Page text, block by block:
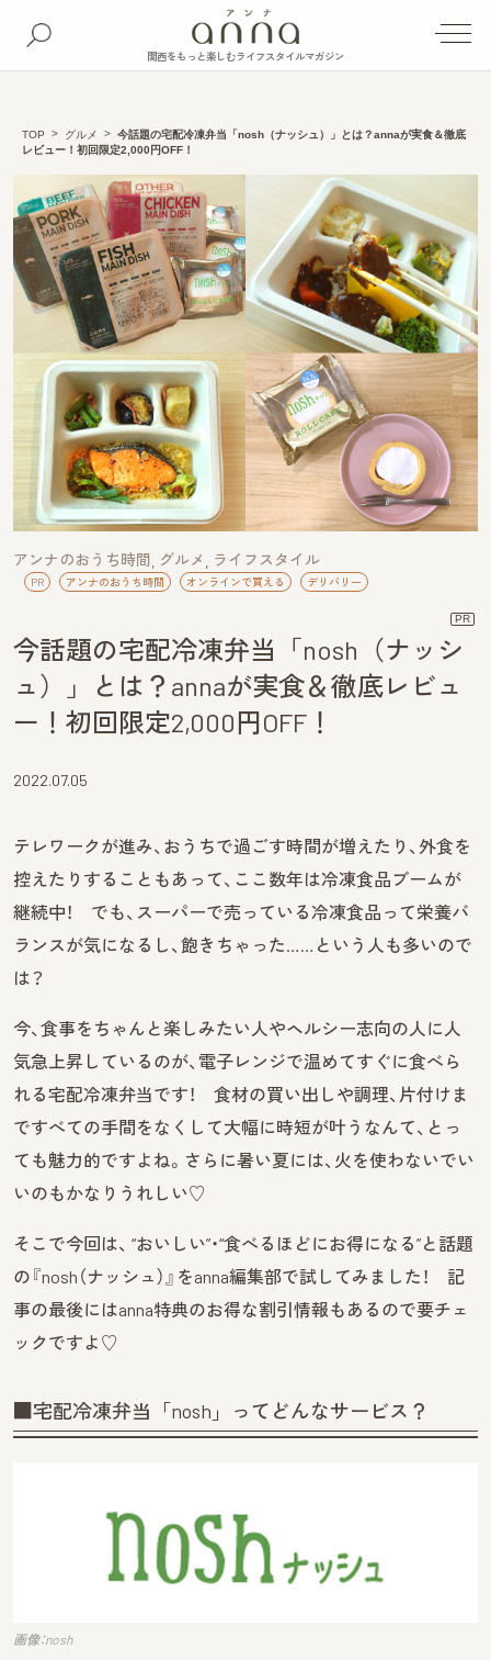
関西をもっと楽しむライフスタイルマガジン
TOP グルメ
今話題の宅配冷凍弁当「nosh（ナッシュ）」とは？annaが実食＆徹底
レビュー！初回限定2,000円OFF！
アンナのおうち時間 グルメ ライフスタイル
PR アンナのおうち時間 オンラインで買える デリバリー
PR
今話題の宅配冷凍弁当「nosh（ナッシ
ュ）」とは？annaが実食＆徹底レビュ
ー！初回限定2,000円OFF！
2022.07.05
テレワークが進み、おうちで過ごす時間が増えたり、外食を
控えたりすることもあって、ここ数年は冷凍食品ブームが
継続中！ でも、スーパーで売っている冷凍食品って栄養バ
ランスが気になるし、飽きちゃった……という人も多いので
は？
今、食事をちゃんと楽しみたい人やヘルシー志向の人に人
気急上昇しているのが、電子レンジで温めてすぐに食べら
れる宅配冷凍弁当です！ 食材の買い出しや調理、片付けま
ですべての手間をなくして大幅に時短が叶うなんて、とっ
ても魅力的ですよね。さらに暑い夏には、火を使わないでい
いのもかなりうれしい♡
そこで今回は、 “おいしい”・“食べるほどにお得になる”と話題
の『nosh（ナッシュ）』をanna編集部で試してみました！ 記
事の最後にはanna特典のお得な割引情報もあるので要チェ
ックですよ♡
■宅配冷凍弁当「nosh」ってどんなサービス？
画像：nosh